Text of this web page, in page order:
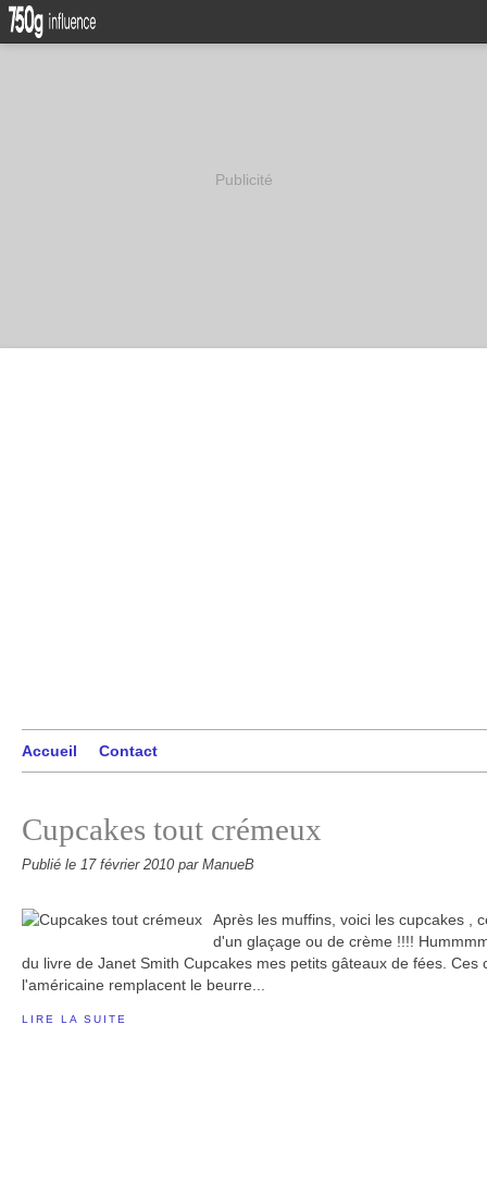
Publicité
Accueil Contact
Cupcakes tout crémeux
Publié le 17 février 2010 par ManueB
Après les muffins, voici les cupcakes ,
d'un glaçage ou de crème !!!!
du livre de Janet Smith Cupcakes mes petits gâteaux de fées. Ces
l'américaine remplacent le beurre...
LIRE LA SUITE